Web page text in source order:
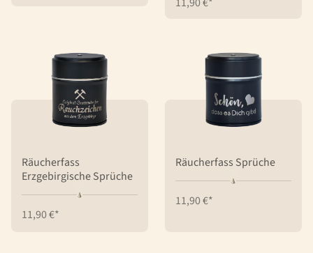
Räucherfass
Erzgebirgische Sprüche
11,90 €*
Räucherfass Sprüche
11,90 €*